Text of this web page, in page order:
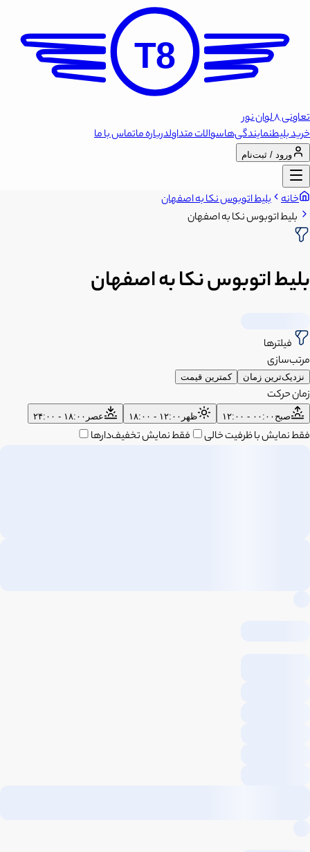
T8
تعاونی 8 لوان نور
خرید بلیطنمایندگی‌هاسوالات متداولدرباره ماتماس با ما
ورود / ثبت‌نام
خانه بلیط اتوبوس نکا به اصفهان
بلیط اتوبوس نکا به اصفهان
بلیط اتوبوس نکا به اصفهان
فیلترها
مرتب‌سازی
نزدیک‌ترین زمان کمترین قیمت
زمان حرکت
صبح ۰۰:۰۰ - ۱۲:۰۰ ظهر ۱۲:۰۰ - ۱۸:۰۰ عصر ۱۸:۰۰ - ۲۴:۰۰
فقط نمایش با ظرفیت خالی فقط نمایش تخفیف‌دارها